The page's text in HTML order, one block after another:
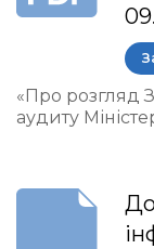
«Про розгляд
аудиту